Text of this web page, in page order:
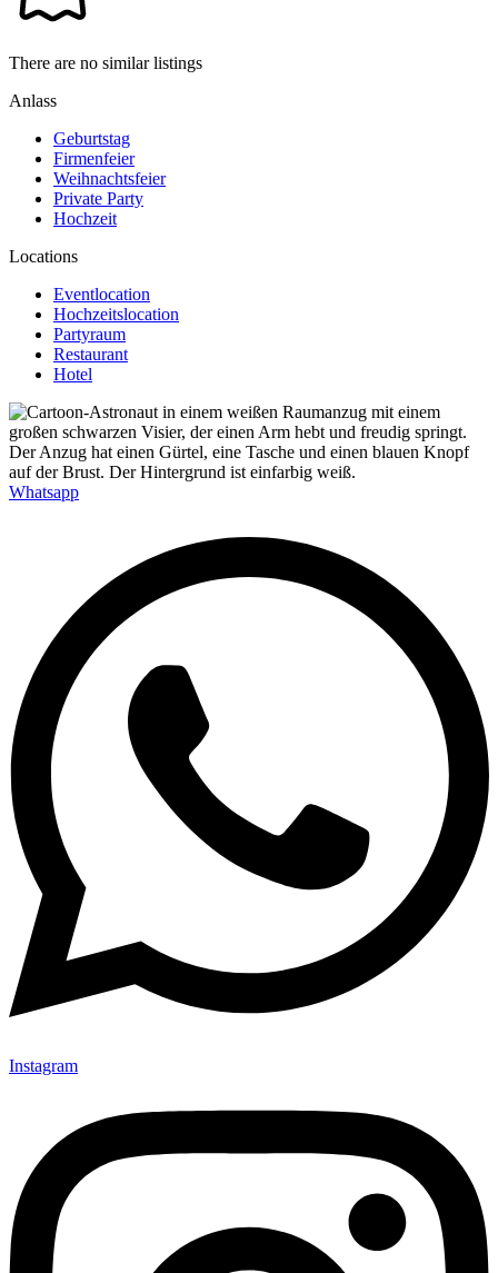
There are no similar listings
Anlass
Geburtstag
Firmenfeier
Weihnachtsfeier
Private Party
Hochzeit
Locations
Eventlocation
Hochzeitslocation
Partyraum
Restaurant
Hotel
Whatsapp
Instagram